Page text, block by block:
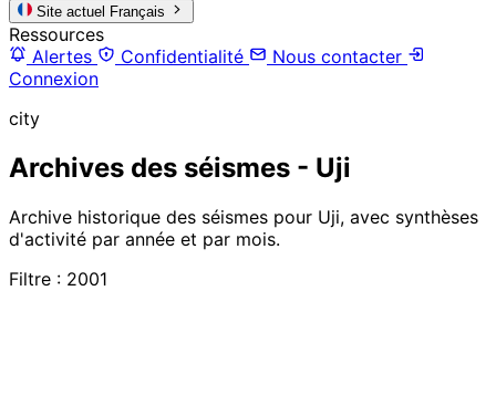
Site actuel Français
Ressources
Alertes
Confidentialité
Nous contacter
Connexion
city
Archives des séismes - Uji
Archive historique des séismes pour Uji, avec synthèses
d'activité par année et par mois.
Filtre : 2001